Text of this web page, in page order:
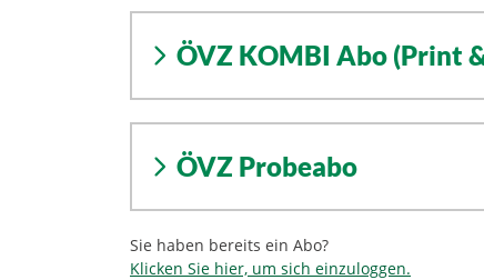
ÖVZ KOMBI Abo (Print
ÖVZ Probeabo
Sie haben bereits ein Abo?
Klicken Sie hier, um sich einzuloggen.